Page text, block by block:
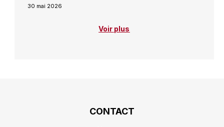
30 mai 2026
Voir plus
CONTACT